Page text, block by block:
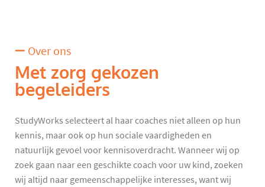
Over ons
Met zorg gekozen
begeleiders
StudyWorks selecteert al haar coaches niet alleen op hun
kennis, maar ook op hun sociale vaardigheden en
natuurlijk gevoel voor kennisoverdracht. Wanneer wij op
zoek gaan naar een geschikte coach voor uw kind, zoeken
wij altijd naar gemeenschappelijke interesses, want wij